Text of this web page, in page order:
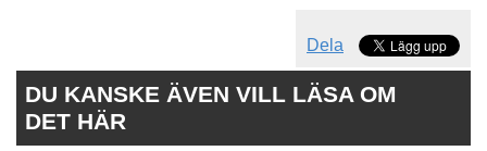
Dela
DU KANSKE ÄVEN VILL LÄSA OM
DET HÄR